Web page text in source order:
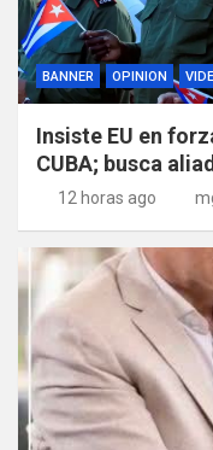
BANNER OPINION
Insiste EU en
CUBA; busca
12 horas ago